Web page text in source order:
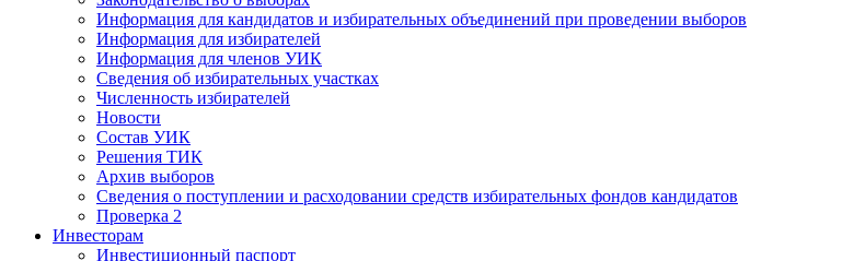
Информация для кандидатов и избирательных объединений при проведении выборов
Информация для избирателей
Информация для членов УИК
Сведения об избирательных участках
Численность избирателей
Новости
Состав УИК
Решения ТИК
Архив выборов
Сведения о поступлении и расходовании средств избирательных фондов кандидатов
Проверка 2
Инвесторам
Инвестиционный паспорт